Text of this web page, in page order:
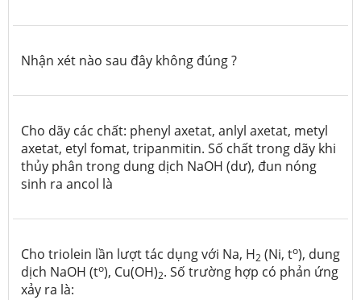
Nhận xét nào sau đây không đúng ?
Cho dãy các chất: phenyl axetat, anlyl axetat, metyl
axetat, etyl fomat, tripanmitin. Số chất trong dãy khi
thủy phân trong dung dịch NaOH (dư), đun nóng
sinh ra ancol là
Cho triolein lần lượt tác dụng với Na, H2 (Ni, to), dung
dịch NaOH (to), Cu(OH)2. Số trường hợp có phản ứng
xảy ra là: